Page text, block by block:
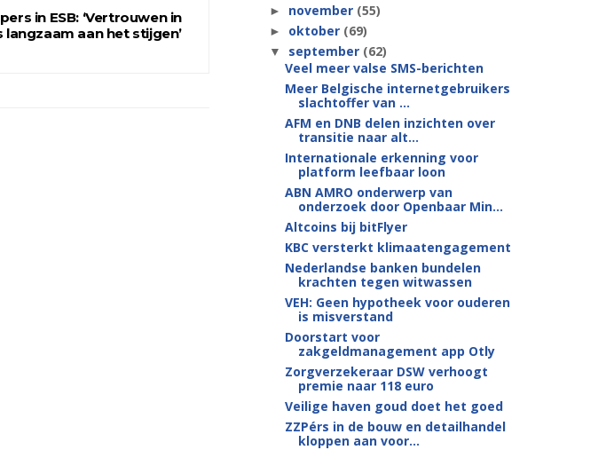
in ESB: ‘Vertrouwen in
aan het stijgen’
► november (55)
► oktober (69)
▼ september (62)
Veel meer valse SMS-berichten
Meer Belgische internetgebruikers
slachtoffer van ...
AFM en DNB delen inzichten over
transitie naar alt...
Internationale erkenning voor
platform leefbaar loon
ABN AMRO onderwerp van
onderzoek door Openbaar Min...
Altcoins bij bitFlyer
KBC versterkt klimaatengagement
Nederlandse banken bundelen
krachten tegen witwassen
VEH: Geen hypotheek voor ouderen
is misverstand
Doorstart voor
zakgeldmanagement app Otly
Zorgverzekeraar DSW verhoogt
premie naar 118 euro
Veilige haven goud doet het goed
ZZPérs in de bouw en detailhandel
kloppen aan voor...